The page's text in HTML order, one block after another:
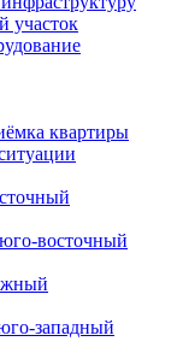
участок
квартиры
восточный
западный